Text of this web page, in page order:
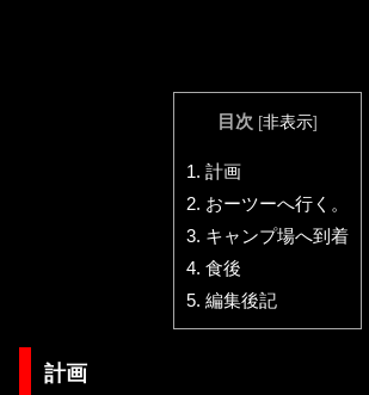
目次 [非表示]
1. 計画
2. おーツーへ行く。
3. キャンプ場へ到着
4. 食後
5. 編集後記
計画